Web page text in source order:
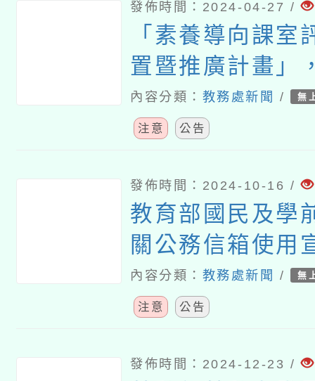
發佈時間：2024-04-27 /
「素養導向課室
置暨推廣計畫」
畫資源，已製作
彈性課室評量主
課室評量基礎概
片，將上架教育
臺
內容分類： 教務處新聞 / 無
注意 公告
發佈時間：2024-10-16 /
教育部國民及學
關公務信箱使用
管理指引
內容分類： 教務處新聞 / 無
注意 公告
發佈時間：2024-12-23 /